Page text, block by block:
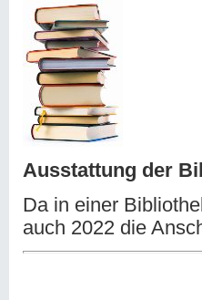
Ausstattung der
Da in einer
auch 2022 die